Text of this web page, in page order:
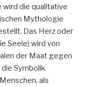
wird die qualitative
Mythologie
Das Herz oder
Seele) wird von
der Maat gegen
Symbolik
als